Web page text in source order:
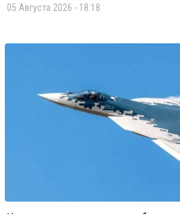
05 Августа 2026 - 18:18